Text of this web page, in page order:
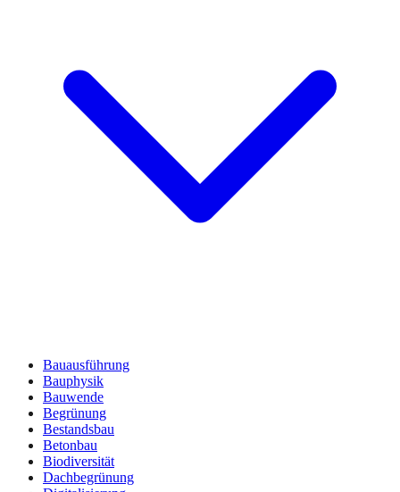
Bauausführung
Bauphysik
Bauwende
Begrünung
Bestandsbau
Betonbau
Biodiversität
Dachbegrünung